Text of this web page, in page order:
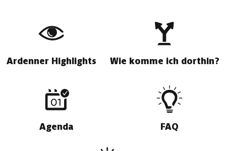
Ardenner Highlights Wie komme ich dorthin?
Agenda FAQ